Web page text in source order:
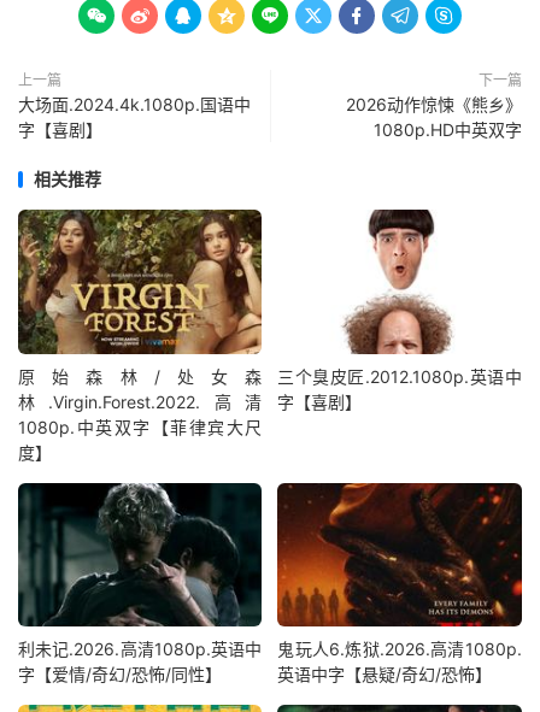
        
上一篇
大场面.2024.4k.1080p.国语中
字【喜剧】
下一篇
2026动作惊悚《熊乡》
1080p.HD中英双字
相关推荐
原始森林/处女森
林.Virgin.Forest.2022.高清
1080p.中英双字【菲律宾大尺
度】
三个臭皮匠.2012.1080p.英语中
字【喜剧】
利未记.2026.高清1080p.英语中
字【爱情/奇幻/恐怖/同性】
鬼玩人6.炼狱.2026.高清1080p.
英语中字【悬疑/奇幻/恐怖】